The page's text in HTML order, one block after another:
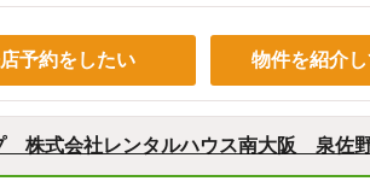
予約をしたい 物件を紹介
株式会社レンタルハウス南大阪 泉佐